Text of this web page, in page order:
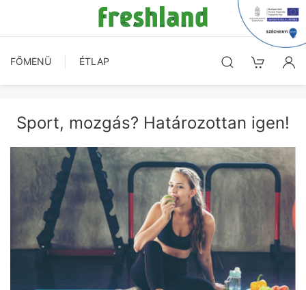
FŐMENÜ ÉTLAP
Sport, mozgás? Határozottan igen!